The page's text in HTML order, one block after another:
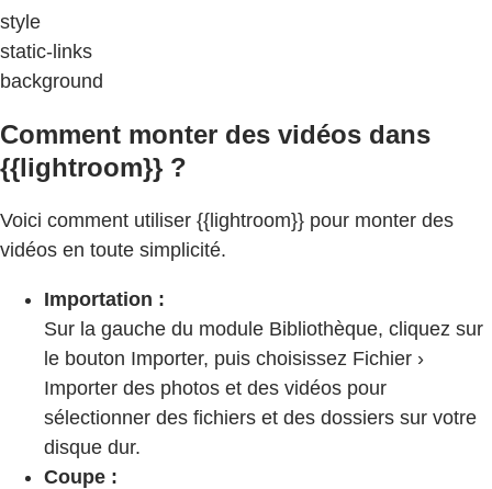
style
static-links
background
Comment monter des vidéos dans
{{lightroom}} ?
Voici comment utiliser {{lightroom}} pour monter des
vidéos en toute simplicité.
Importation :
Sur la gauche du module Bibliothèque, cliquez sur
le bouton Importer, puis choisissez Fichier ›
Importer des photos et des vidéos pour
sélectionner des fichiers et des dossiers sur votre
disque dur.
Coupe :